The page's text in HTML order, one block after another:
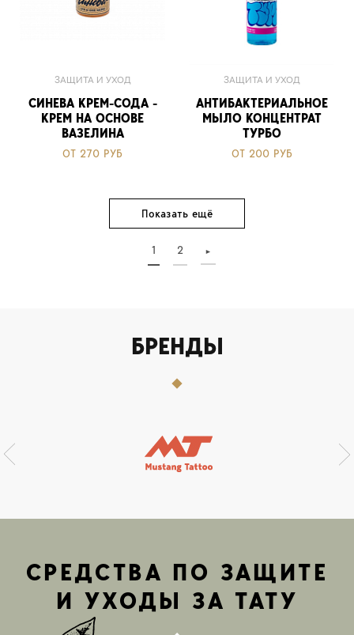
ЗАЩИТА И УХОД
СИНЕВА КРЕМ-СОДА -
КРЕМ НА ОСНОВЕ
ВАЗЕЛИНА
ОТ 270 РУБ
ЗАЩИТА И УХОД
АНТИБАКТЕРИАЛЬНОЕ
МЫЛО КОНЦЕНТРАТ
ТУРБО
ОТ 200 РУБ
Показать ещё
1 2 ►
БРЕНДЫ
СРЕДСТВА ПО ЗАЩИТЕ
И УХОДЫ ЗА ТАТУ